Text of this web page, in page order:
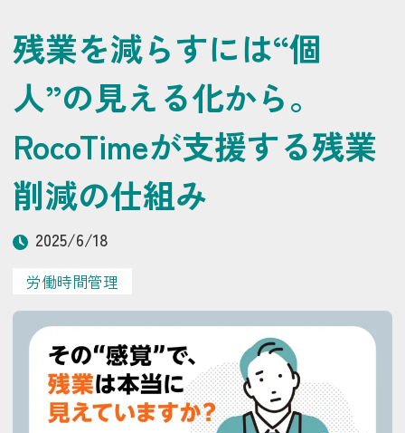
残業を減らすには“個
人”の見える化から。
RocoTimeが支援する残業
削減の仕組み
2025/6/18
労働時間管理